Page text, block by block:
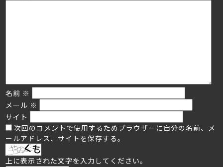
名前 ※
メール ※
サイト
次回のコメントで使用するためブラウザーに自分の名前、メ
ールアドレス、サイトを保存する。
上に表示された文字を入力してください。